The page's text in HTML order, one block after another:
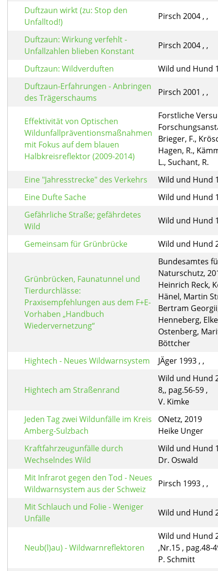
Duftzaun wirkt (zu: Stop den
Unfalltod!)
Pirsch 2004 , ,
Duftzaun: Wirkung verfehlt -
Unfallzahlen blieben Konstant
Pirsch 2004 , ,
Duftzaun: Wildverduften
Wild und Hund
Duftzaun-Erfahrungen - Anbringen
des Trägerschaums
Pirsch 2001 , ,
Effektivität von Optischen
Wildunfallpräventionsmaßnahmen
mit Fokus auf dem blauen
Halbkreisreflektor (2009-2014)
Forstliche
Brieger, F.,
Hagen, R.,
L., Suchant, R.
Eine "Jahresstrecke" des Verkehrs
Wild und Hund
Eine Dufte Sache
Wild und Hund
Gefährliche Straße; gefährdetes
Wild
Wild und Hund
Gemeinsam für Grünbrücke Wild und Hund
Grünbrücken, Faunatunnel und
Tierdurchlässe:
Praxisempfehlungen aus dem F+E-
Vorhaben „Handbuch
Wiedervernetzung“
Bundesamtes
Naturschutz,
Heinrich Reck,
Hänel, Martin
Bertram
Henneberg,
Ostenberg,
Böttcher
Hightech - Neues Wildwarnsystem
JÄger 1993 , ,
Hightech am Straßenrand
Wild und Hund
8,, pag.56-59 ,
V. Kimke
Jeden Tag zwei Wildunfälle im Kreis
Amberg-Sulzbach
ONetz, 2019
Heike Unger
Kraftfahrzeugunfälle durch
Wechselndes Wild
Wild und Hund
Dr. Oswald
Mit Infrarot gegen den Tod - Neues
Wildwarnsystem aus der Schweiz
Pirsch 1993 , ,
Mit Schlauch und Folie - Weniger
Unfälle
Wild und Hund
Neub(l)au) - Wildwarnreflektoren
Wild und Hund
,Nr.15 , pag.48-
P. Schmitt